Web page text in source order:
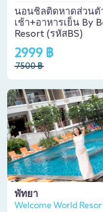
นอนชิลติดหาดส่วนตั
เช้า+อาหารเย็น By
Resort (รหัสBS)
2999 ฿
7500 ฿
พัทยา
Welcome World